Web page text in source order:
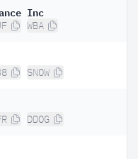
Inc
WBA
SNOW
DDOG